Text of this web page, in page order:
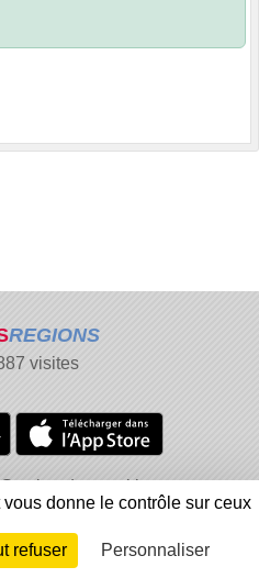
REGIONS
visites
Gestion des cookies
un contenu inapproprié
Connexion
donne le contrôle sur ceux
refuser Personnaliser